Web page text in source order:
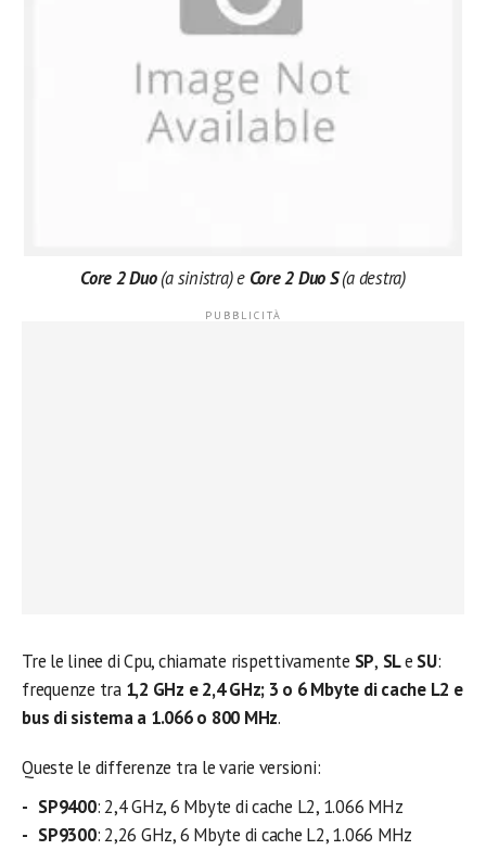
Core 2 Duo(a sinistra) e Core 2 Duo S(a destra)
Tre le linee di Cpu, chiamate rispettivamente SP, SLe SU:
frequenze tra 1,2 GHz e 2,4 GHz; 3 o 6 Mbyte di cache L2 e
bus di sistema a 1.066 o 800 MHz.
Queste le differenze tra le varie versioni:
SP9400: 2,4 GHz, 6 Mbyte di cache L2, 1.066 MHz
SP9300: 2,26 GHz, 6 Mbyte di cache L2, 1.066 MHz